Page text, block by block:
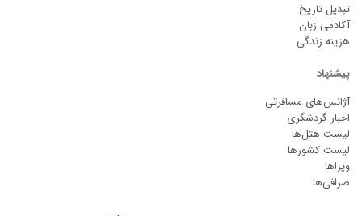
تبدیل تاریخ
آکادمی زبان
هزینه زندگی
پیشنهاد
آژانس‌های مسافرتی
اخبار گردشگری
لیست هتل‌ها
لیست کشورها
ویزاها
صرافی‌ها